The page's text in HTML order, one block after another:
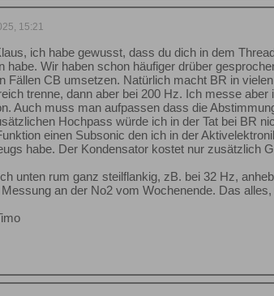
15:21
ich habe gewusst, dass du dich in dem
habe. Wir haben schon häufiger drüber
Fällen CB umsetzen. Natürlich macht BR in
trenne, dann aber bei 200 Hz. Ich messe
Auch muss man aufpassen dass die
Hochpass würde ich in der Tat bei BR
einen Subsonic den ich in der
habe. Der Kondensator kostet nur zusätzlich
unten rum ganz steilflankig, zB. bei 32 Hz,
an der No2 vom Wochenende. Das